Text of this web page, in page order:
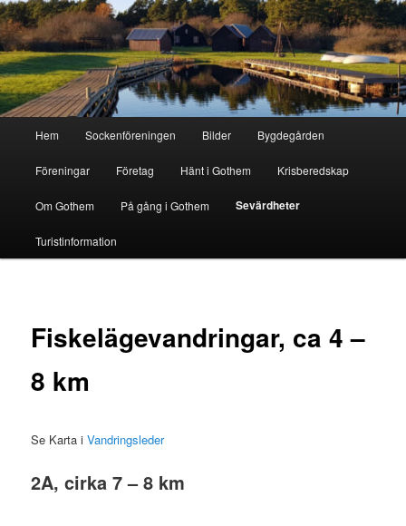
Hoppa
till
primärt
innehållGothem.se
Hem Sockenföreningen Bilder Bygdegården
Föreningar Företag Hänt i Gothem Krisberedskap
Om Gothem På gång i Gothem Sevärdheter
Turistinformation
Fiskelägevandringar, ca 4 –
8 km
Se Karta iVandringsleder
2A, cirka 7 – 8 km